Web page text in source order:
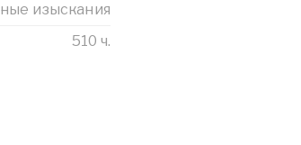
изыскания
510 ч.